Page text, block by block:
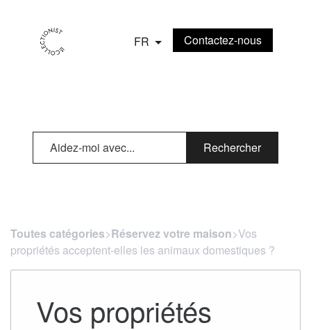
FR Contactez-nous
Rechercher
Toutes catégories​>​Réservez votre maison​>​ Vos
propriétés acceptent-elles les animaux domestiques ?
Vos propriétés